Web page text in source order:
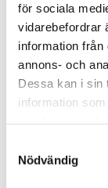
för sociala
vidarebefordrar
information från
annons- och
Dessa kan i sin
information
Nödvändig
Att ta emot
erbjuda en
att bidra till
skapa en
förs vidare
arbetar
roll är att
framtida
Läs mer